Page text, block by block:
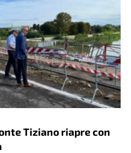
Tiziano riapre con